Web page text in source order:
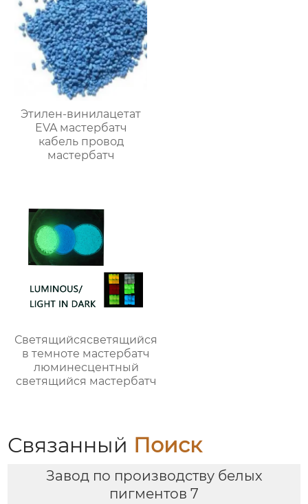
Этилен-винилацетат
EVA мастербатч
кабель провод
мастербатч
Светящийсясветящийся
в темноте мастербатч
люминесцентный
светящийся мастербатч
Связанный Поиск
Завод по производству белых
пигментов 7